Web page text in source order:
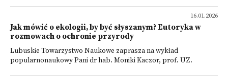
16.01.2026
Jak mówić o ekologii, by być słyszanym? Eutoryka w
rozmowach o ochronie przyrody
Lubuskie Towarzystwo Naukowe zaprasza na wykład
popularnonaukowy Pani dr hab. Moniki Kaczor, prof. UZ.